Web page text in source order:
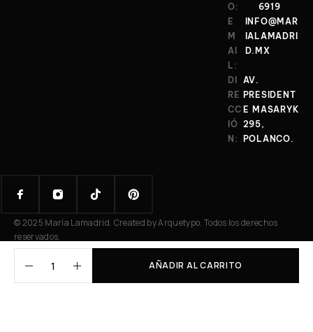
AÑADIR AL CARRITO
O:
6919
E
M
AI
L:
INFO@MAR
IALAMADRI
D.MX
DI
RE
CC
IÓ
N:
AV.
PRESIDENT
E MASARYK
295,
POLANCO.
© 2025 María Lamadrid. Created by Arquetypo. Todos los derechos
reservados.